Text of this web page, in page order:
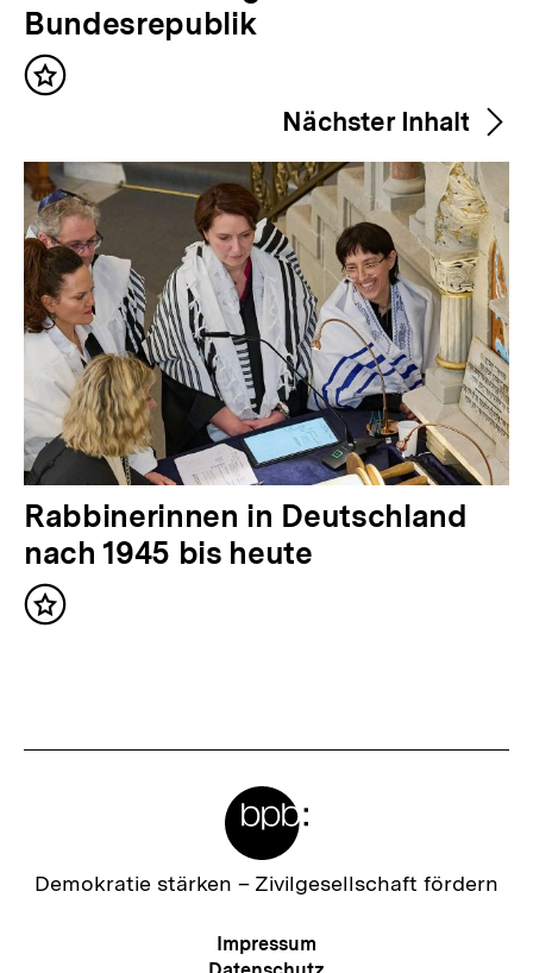
h
e
r
g
e
r
I
n
a
l
t
:
Bundesrepublik
Inhalt
Nächster Inhalt
N
ä
c
h
h
Rabbinerinnen in Deutschland
nach 1945 bis heute
Inhalt
Zur
Demokratie stärken – Zivilgesellschaft fördern
Meta-
Navigation
Impressum